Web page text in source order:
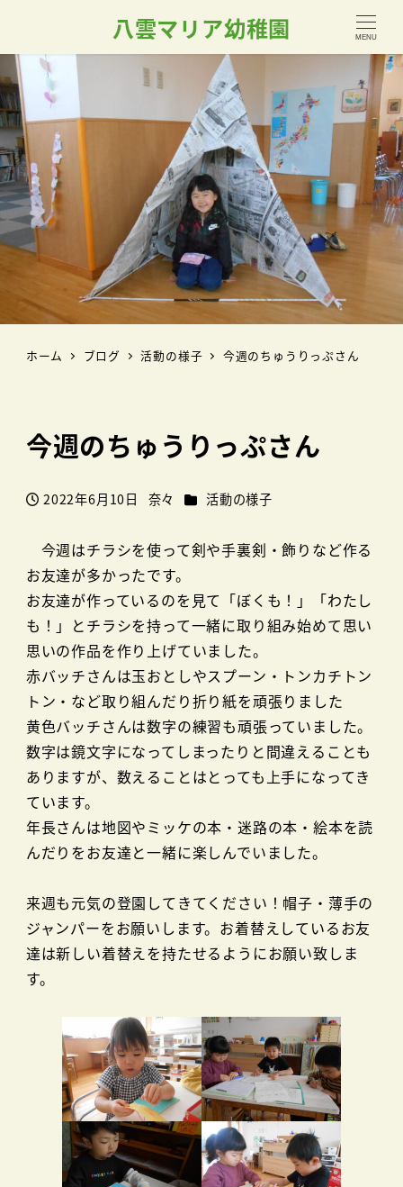
八雲マリア幼稚園 MENU
ホーム ブログ 活動の様子 今週のちゅうりっぷさん
今週のちゅうりっぷさん
投稿日
2022年6月10日
著
奈々 カテゴリー
活動の様子
今週はチラシを使って剣や手裏剣・飾りなど作る
お友達が多かったです。
お友達が作っているのを見て「ぼくも！」「わたし
も！」とチラシを持って一緒に取り組み始めて思い
思いの作品を作り上げていました。
赤バッチさんは玉おとしやスプーン・トンカチトン
トン・など取り組んだり折り紙を頑張りました
黄色バッチさんは数字の練習も頑張っていました。
数字は鏡文字になってしまったりと間違えることも
ありますが、数えることはとっても上手になってき
ています。
年長さんは地図やミッケの本・迷路の本・絵本を読
んだりをお友達と一緒に楽しんでいました。
来週も元気の登園してきてください！帽子・薄手の
ジャンパーをお願いします。お着替えしているお友
達は新しい着替えを持たせるようにお願い致しま
す。